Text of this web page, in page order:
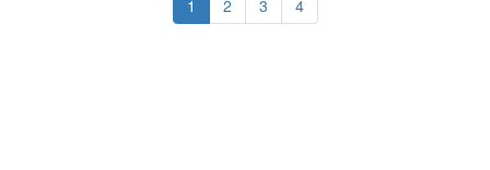
1 (current)
2 3 4